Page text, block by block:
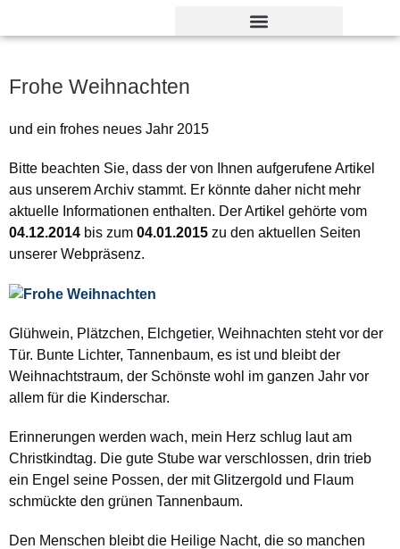
Frohe Weihnachten
und ein frohes neues Jahr 2015
Bitte beachten Sie, dass der von Ihnen aufgerufene Artikel
aus unserem Archiv stammt. Er könnte daher nicht mehr
aktuelle Informationen enthalten. Der Artikel gehörte vom
04.12.2014 bis zum 04.01.2015 zu den aktuellen Seiten
unserer Webpräsenz.
Glühwein, Plätzchen, Elchgetier, Weihnachten steht vor der
Tür. Bunte Lichter, Tannenbaum, es ist und bleibt der
Weihnachtstraum, der Schönste wohl im ganzen Jahr vor
allem für die Kinderschar.
Erinnerungen werden wach, mein Herz schlug laut am
Christkindtag. Die gute Stube war verschlossen, drin trieb
ein Engel seine Possen, der mit Glitzergold und Flaum
schmückte den grünen Tannenbaum.
Den Menschen bleibt die Heilige Nacht, die so manchen